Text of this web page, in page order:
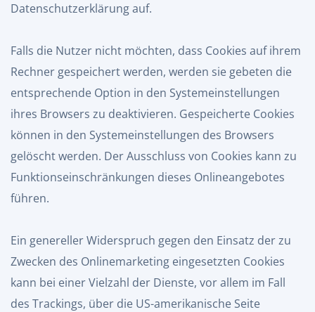
Datenschutzerklärung auf.
Falls die Nutzer nicht möchten, dass Cookies auf ihrem
Rechner gespeichert werden, werden sie gebeten die
entsprechende Option in den Systemeinstellungen
ihres Browsers zu deaktivieren. Gespeicherte Cookies
können in den Systemeinstellungen des Browsers
gelöscht werden. Der Ausschluss von Cookies kann zu
Funktionseinschränkungen dieses Onlineangebotes
führen.
Ein genereller Widerspruch gegen den Einsatz der zu
Zwecken des Onlinemarketing eingesetzten Cookies
kann bei einer Vielzahl der Dienste, vor allem im Fall
des Trackings, über die US-amerikanische Seite